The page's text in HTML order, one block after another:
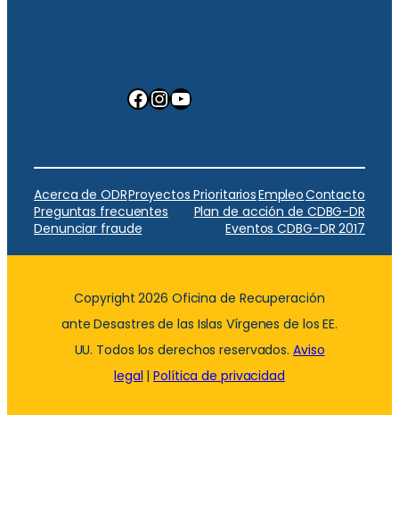
Facebook InstagramYouTube
Acerca de ODRProyectos PrioritariosEmpleoContacto
Preguntas frecuentes
Plan de acción de CDBG-DR
Denunciar fraude
Eventos CDBG-DR 2017
Copyright 2026 Oficina de Recuperación
ante Desastres de las Islas Vírgenes de los EE.
UU. Todos los derechos reservados. Aviso
legal |Política de privacidad